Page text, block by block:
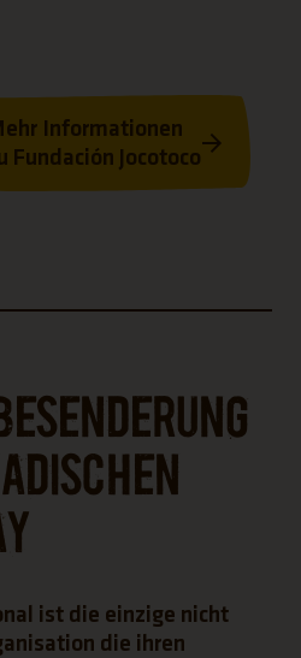
Informationen
Fundación Jocotoco
öffnet einen neuen Tab)
ist die einzige nicht
die ihren